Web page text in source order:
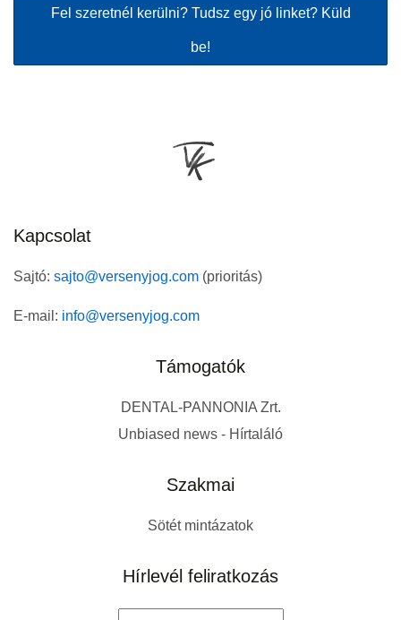
Fel szeretnél kerülni? Tudsz egy jó linket? Küld
be!
Kapcsolat
Sajtó: sajto@versenyjog.com (prioritás)
E-mail: info@versenyjog.com
Támogatók
DENTAL-PANNONIA Zrt.
Unbiased news - Hírtaláló
Szakmai
Sötét mintázatok
Hírlevél feliratkozás